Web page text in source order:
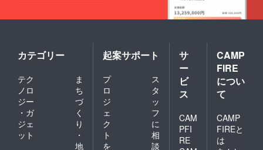
カテゴリー
テク
ノロ
ジー
・ガ
ジェ
ット
ま
ち
づ
く
り
・
地
起案サポート
プ
ロ
ジ
ェ
ク
ト
を
ス
タ
ッ
フ
に
相
談
サ
ー
ビ
ス
CAM
PFI
RE
CAMP
FIRE
につい
て
CAMP
FIREと
は